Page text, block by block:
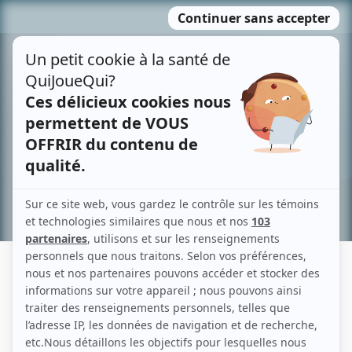
MENU
contenu
Recherche avancée »
MARTIN CHAMPAGNE
Liens
Fiche de Martin Champagne sur Showbizz.net